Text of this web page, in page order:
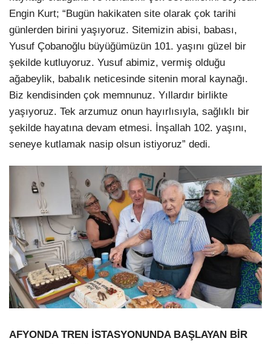
Engin Kurt; “Bugün hakikaten site olarak çok tarihi
günlerden birini yaşıyoruz. Sitemizin abisi, babası,
Yusuf Çobanoğlu büyüğümüzün 101. yaşını güzel bir
şekilde kutluyoruz. Yusuf abimiz, vermiş olduğu
ağabeylik, babalık neticesinde sitenin moral kaynağı.
Biz kendisinden çok memnunuz. Yıllardır birlikte
yaşıyoruz. Tek arzumuz onun hayırlısıyla, sağlıklı bir
şekilde hayatına devam etmesi. İnşallah 102. yaşını,
seneye kutlamak nasip olsun istiyoruz” dedi.
AFYONDA TREN İSTASYONUNDA BAŞLAYAN BİR